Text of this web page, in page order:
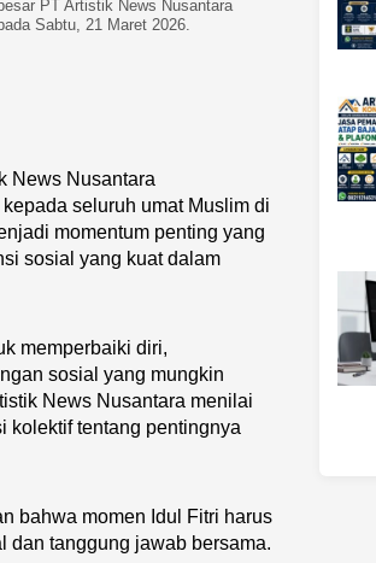
PT Artistik News Nusantara
Sabtu, 21 Maret 2026.
News Nusantara
seluruh umat Muslim di
momentum penting yang
sosial yang kuat dalam
memperbaiki diri,
sosial yang mungkin
News Nusantara menilai
kolektif tentang pentingnya
bahwa momen Idul Fitri harus
dan tanggung jawab bersama.